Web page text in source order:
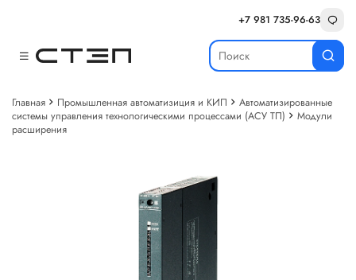
+7 981 735-96-63
Главная Промышленная автоматизиция и КИП
Автоматизированные
системы управления технологическими процессами (АСУ ТП)
Модули
расширения